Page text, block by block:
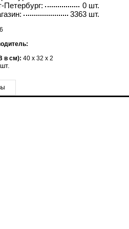
0 шт.
Петербург:
3363 шт.
в см): 40 x 32 x 2